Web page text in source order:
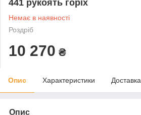
441 рукоять горіх
Немає в наявності
Роздріб
10 270 ₴
Опис Характеристики Доставка
Опис